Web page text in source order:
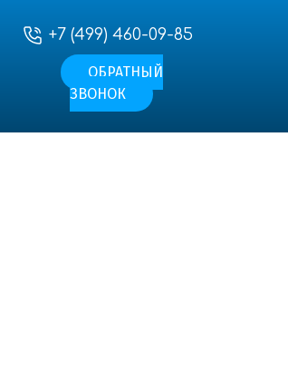
+7 (499) 460-09-85
ОБРАТНЫЙ
ЗВОНОК